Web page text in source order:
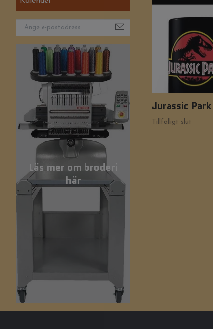
Läs mer om broderi
här
Jurassic
Tillfälligt slut